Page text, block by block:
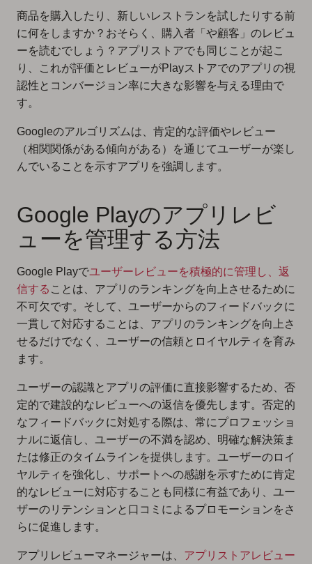
商品を購入したり、新しいレストランを試したりする前
に何をしますか？おそらく、購入者「や顧客」のレビュ
ーを読むでしょう？アプリストアでも同じことが起こ
り、これが評価とレビューがPlayストアでのアプリの視
認性とコンバージョン率に大きな影響を与える理由で
す。
Googleのアルゴリズムは、肯定的な評価やレビュー
（相関関係がある傾向がある）を通じてユーザーが楽し
んでいることを示すアプリを強調します。
Google Playのアプリレビ
ューを管理する方法
Google Playでユーザーレビューを積極的に管理し、返
信する ことは、アプリのランキングを向上させるために
不可欠です。そして、ユーザーからのフィードバックに
一貫して対応することは、アプリのランキングを向上さ
せるだけでなく、ユーザーの信頼とロイヤルティを育み
ます。
ユーザーの認識とアプリの評価に直接影響するため、否
定的で建設的なレビューへの返信を優先します。否定的
なフィードバックに対処する際は、常にプロフェッショ
ナルに返信し、ユーザーの不満を認め、明確な解決策ま
たは修正のタイムラインを提供します。ユーザーのロイ
ヤルティを強化し、サポートへの感謝を示すために肯定
的なレビューに対応することも同様に有益であり、ユー
ザーのリテンションと口コミによるプロモーションをさ
らに促進します。
アプリレビューマネージャーは、 アプリストアレビュー